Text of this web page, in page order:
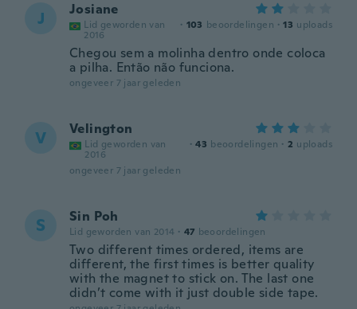
J Josiane
Lid geworden van
2016
· 103 beoordelingen · 13 uploads
Chegou sem a molinha dentro onde coloca
a pilha. Então não funciona.
ongeveer 7 jaar geleden
V Velington
Lid geworden van
2016
· 43 beoordelingen · 2 uploads
ongeveer 7 jaar geleden
S Sin Poh
Lid geworden van 2014 · 47 beoordelingen
Two different times ordered, items are
different, the first times is better quality
with the magnet to stick on. The last one
didn’t come with it just double side tape.